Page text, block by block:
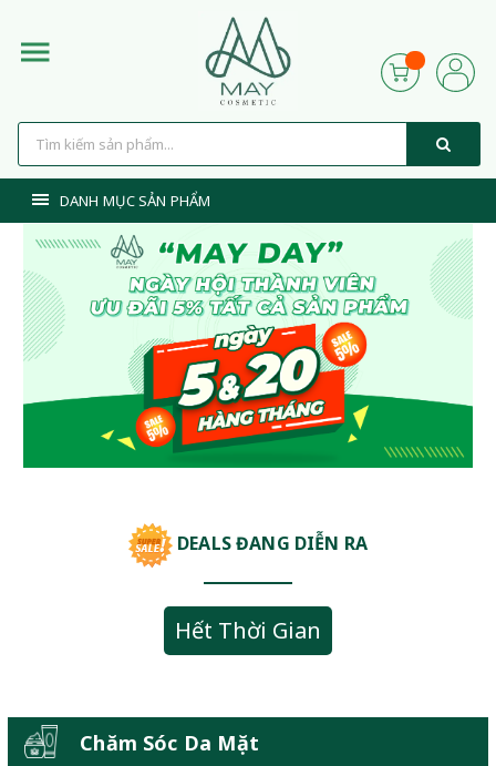
DANH MỤC SẢN PHẨM
DEALS ĐANG DIỄN RA
Hết Thời Gian
Chăm Sóc Da Mặt